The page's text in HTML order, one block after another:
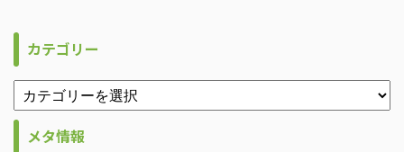
カテゴリー
メタ情報